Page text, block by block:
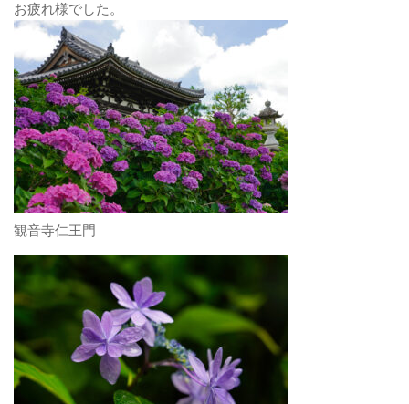
お疲れ様でした。
観音寺仁王門